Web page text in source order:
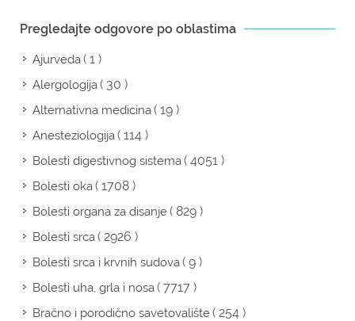
Pregledajte odgovore po oblastima
Ajurveda( 1 )
Alergologija( 30 )
Alternativna medicina( 19 )
Anesteziologija( 114 )
Bolesti digestivnog sistema( 4051 )
Bolesti oka( 1708 )
Bolesti organa za disanje( 829 )
Bolesti srca( 2926 )
Bolesti srca i krvnih sudova( 9 )
Bolesti uha, grla i nosa( 7717 )
Bračno i porodično savetovalište( 254 )